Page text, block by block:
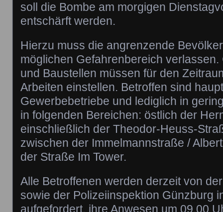
soll die Bombe am morgigen
entschärft werden.
Hierzu muss die angrenzende
möglichen Gefahrenbereich
und Baustellen müssen für den
Arbeiten einstellen. Betroffen sind
Gewerbebetriebe und lediglich in
in folgenden Bereichen: östlich der
einschließlich der Theodor-Heuss-
zwischen der Immelmannstraße /
der Straße Im Tower.
Alle Betroffenen werden derzeit von
sowie der Polizeiinspektion Günzburg
aufgefordert, ihre Anwesen um 09.00